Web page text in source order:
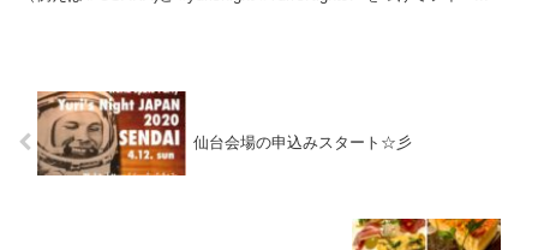
仙台会場の申込みスタート☆彡